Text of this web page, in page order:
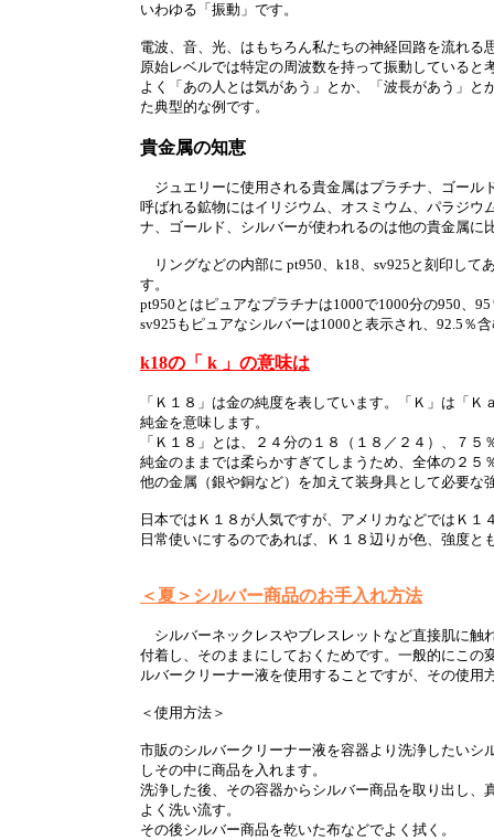
いわゆる「振動」です。
電波、音、光、はもちろん私たちの神経回路を流れる
原始レベルでは特定の周波数を持って振動していると
よく「あの人とは気があう」とか、「波長があう」
た典型的な例です。
貴金属の知恵
ジュエリーに使用される貴金属はプラチナ、ゴール
呼ばれる鉱物にはイリジウム、オスミウム、パラジ
ナ、ゴールド、シルバーが使われるのは他の貴金属
リングなどの内部に pt950、k18、sv925と刻印して
す。
pt950とはピュアなプラチナは1000で1000分の950、
sv925もピュアなシルバーは1000と表示され、92.5％
k18の「 k 」の意味は
「Ｋ１８」は金の純度を表しています。「Ｋ」は「
純金を意味します。
「Ｋ１８」とは、２４分の１８（１８／２４）、７
純金のままでは柔らかすぎてしまうため、全体の２５
他の金属（銀や銅など）を加えて装身具として必要な
日本ではＫ１８が人気ですが、アメリカなどではＫ１
日常使いにするのであれば、Ｋ１８辺りが色、強度と
＜夏＞シルバー商品のお手入れ方法
シルバーネックレスやブレスレットなど直接肌に触
付着し、そのままにしておくためです。一般的にこ
ルバークリーナー液を使用することですが、その使
＜使用方法＞
市販のシルバークリーナー液を容器より洗浄したい
しその中に商品を入れます。
洗浄した後、その容器からシルバー商品を取り出し
よく洗い流す。
その後シルバー商品を乾いた布などでよく拭く。